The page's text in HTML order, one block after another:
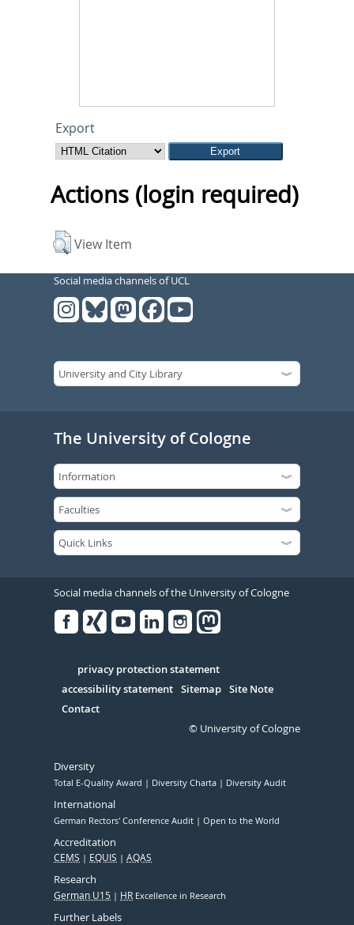
Export
Actions (login required)
View Item
Social media channels of UCL
The University of Cologne
Social media channels of the University of Cologne
Serivce
privacy protection statement
accessibility statement Sitemap Site Note
Contact
© University of Cologne
Diversity
Total E-Quality Award Diversity Charta Diversity Audit
International
German Rectors' Conference Audit Open to the World
Accreditation
CEMS EQUIS AQAS
Research
German U15 HR Excellence in Research
Further Labels